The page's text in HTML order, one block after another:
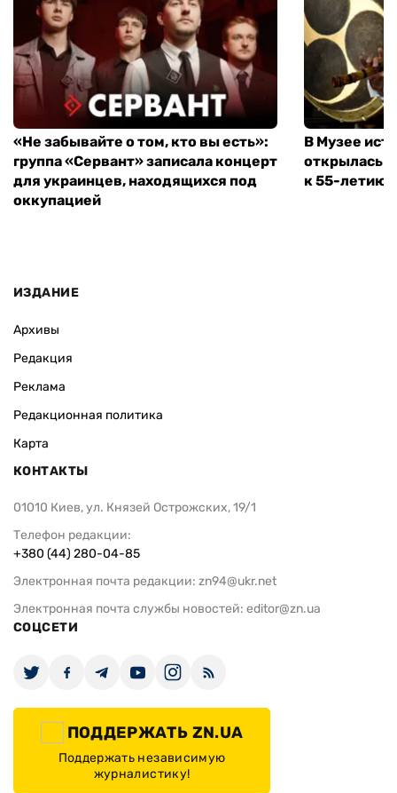
«Не забывайте о том, кто вы есть»:
группа «Сервант» записала концерт
для украинцев, находящихся под
оккупацией
В Музее
открылась
к 55-летию
ИЗДАНИЕ
Архивы
Редакция
Реклама
Редакционная политика
Карта
КОНТАКТЫ
01010 Киев, ул. Князей Острожских, 19/1
Телефон редакции:
+380 (44) 280-04-85
Электронная почта редакции: zn94@ukr.net
Электронная почта службы новостей: editor@zn.ua
СОЦСЕТИ
ПОДДЕРЖАТЬ ZN.UA
Поддержать независимую
журналистику!